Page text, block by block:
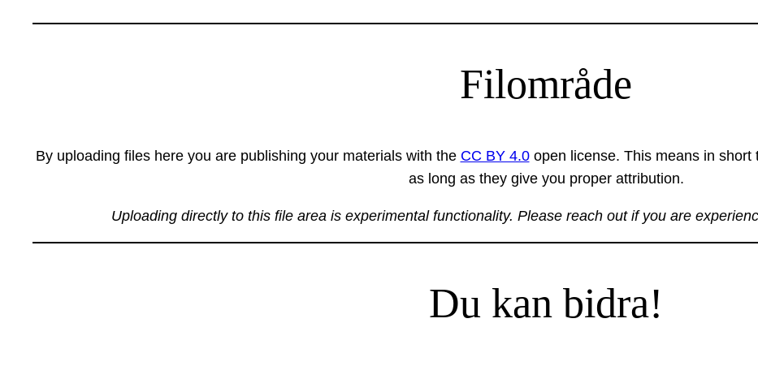
Filområde
By uploading files here you are publishing your materials with the CC BY 4.0open license. This means in short
as long as they give you proper attribution.
Uploading directly to this file area is experimental functionality. Please reach out if you are
Du kan bidra!